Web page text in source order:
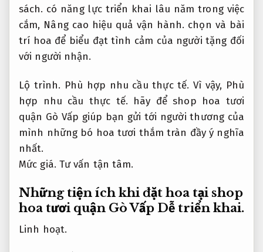
sách. có năng lực triển khai lâu năm trong việc
cắm, Nâng cao hiệu quả vận hành. chọn và bài
trí hoa để biểu đạt tình cảm của người tặng đối
với người nhận.
Lộ trình. Phù hợp nhu cầu thực tế. Vì vậy, Phù
hợp nhu cầu thực tế. hãy để shop hoa tươi
quận Gò Vấp giúp bạn gửi tới người thương của
mình những bó hoa tươi thắm tràn đầy ý nghĩa
nhất.
Mức giá. Tư vấn tận tâm.
Những tiện ích khi đặt hoa tại shop
hoa tươi quận Gò VấpDễ triển khai.
Linh hoạt.